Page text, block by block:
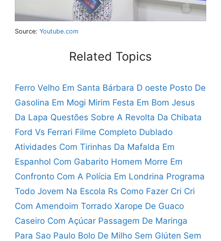
Source: Youtube.com
Related Topics
Ferro Velho Em Santa Bárbara D oeste Posto De
Gasolina Em Mogi Mirim Festa Em Bom Jesus
Da Lapa Questões Sobre A Revolta Da Chibata
Ford Vs Ferrari Filme Completo Dublado
Atividades Com Tirinhas Da Mafalda Em
Espanhol Com Gabarito Homem Morre Em
Confronto Com A Polícia Em Londrina Programa
Todo Jovem Na Escola Rs Como Fazer Cri Cri
Com Amendoim Torrado Xarope De Guaco
Caseiro Com Açúcar Passagem De Maringa
Para Sao Paulo Bolo De Milho Sem Glúten Sem